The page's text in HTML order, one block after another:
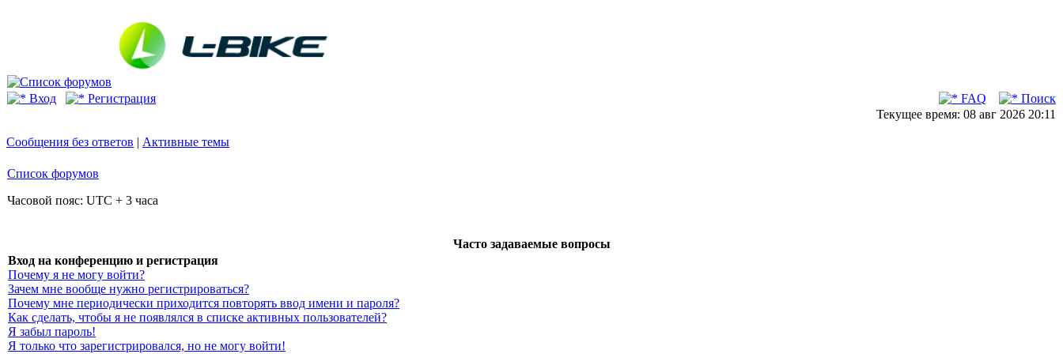
Вход Регистрация FAQ
Поиск
Текущее время: 08 авг 2026 20:11
Сообщения без ответов | Активные темы
Список форумов
Часовой пояс: UTC + 3 часа
Часто задаваемые вопросы
Вход на конференцию и регистрация
Почему я не могу войти?
Зачем мне вообще нужно регистрироваться?
Почему мне периодически приходится повторять ввод имени и пароля?
Как сделать, чтобы я не появлялся в списке активных пользователей?
Я забыл пароль!
Я только что зарегистрировался, но не могу войти!